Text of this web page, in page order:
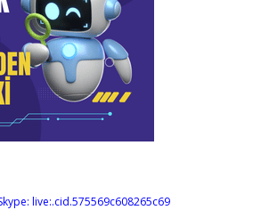
live:.cid.575569c608265c69